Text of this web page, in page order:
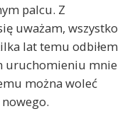
palcu. Z
uważam, wszystko
lat temu odbiłem
uruchomieniu mnie
można woleć